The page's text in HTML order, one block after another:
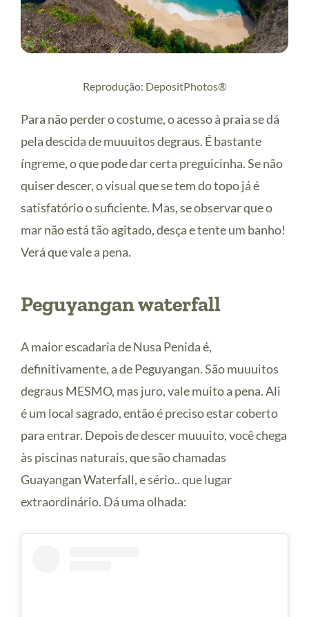
Reprodução: DepositPhotos®
Para não perder o costume, o acesso à praia se dá
pela descida de muuuitos degraus. É bastante
íngreme, o que pode dar certa preguicinha. Se não
quiser descer, o visual que se tem do topo já é
satisfatório o suficiente. Mas, se observar que o
mar não está tão agitado, desça e tente um banho!
Verá que vale a pena.
Peguyangan waterfall
A maior escadaria de Nusa Penida é,
definitivamente, a de Peguyangan. São muuuitos
degraus MESMO, mas juro, vale muito a pena. Ali
é um local sagrado, então é preciso estar coberto
para entrar. Depois de descer muuuito, você chega
às piscinas naturais, que são chamadas
Guayangan Waterfall, e sério.. que lugar
extraordinário. Dá uma olhada: